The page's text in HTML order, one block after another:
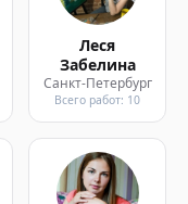
Леся
Забелина
Санкт-Петербург
Всего работ: 10